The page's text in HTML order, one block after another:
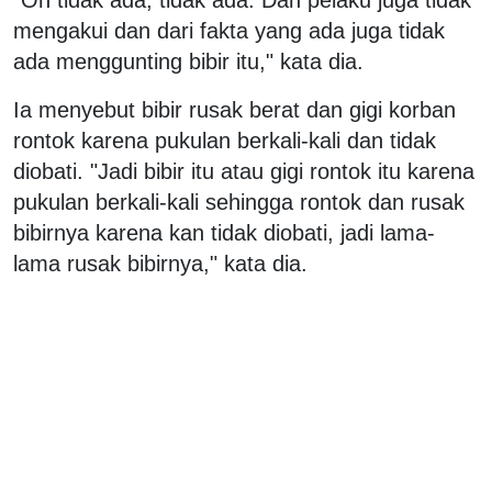
mengakui dan dari fakta yang ada juga tidak
ada menggunting bibir itu," kata dia.
Ia menyebut bibir rusak berat dan gigi korban
rontok karena pukulan berkali-kali dan tidak
diobati. "Jadi bibir itu atau gigi rontok itu karena
pukulan berkali-kali sehingga rontok dan rusak
bibirnya karena kan tidak diobati, jadi lama-
lama rusak bibirnya," kata dia.